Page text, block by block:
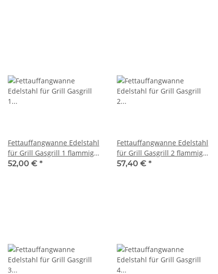
Fettauffangwanne Edelstahl
für Grill Gasgrill 1 flammig
Fettwanne 245 x 500 mm
52,00 € *
Fettauffangwanne Edelstahl
für Grill Gasgrill 2 flammig
Fettwanne 385 x 500 mm
57,40 € *